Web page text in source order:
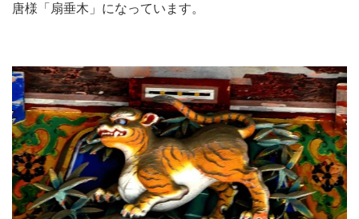
唐様「扇垂木」になっています。